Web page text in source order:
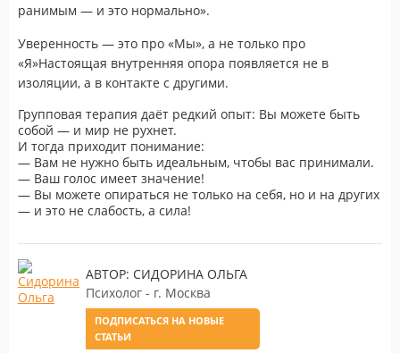
ранимым — и это нормально».
Уверенность — это про «Мы», а не только про
«Я»Настоящая внутренняя опора появляется не в
изоляции, а в контакте с другими.
Групповая терапия даёт редкий опыт: Вы можете быть
собой — и мир не рухнет.
И тогда приходит понимание:
— Вам не нужно быть идеальным, чтобы вас принимали.
— Ваш голос имеет значение!
— Вы можете опираться не только на себя, но и на других
— и это не слабость, а сила!
АВТОР: СИДОРИНА ОЛЬГА
Психолог - г. Москва
ПОДПИСАТЬСЯ НА НОВЫЕ
СТАТЬИ